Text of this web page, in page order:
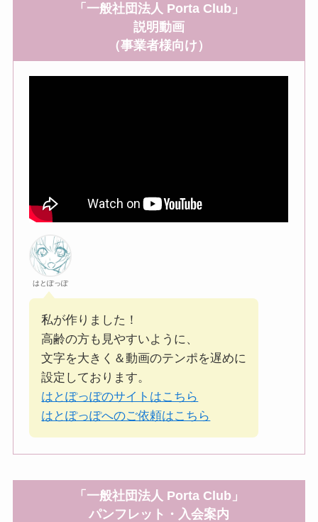
「一般社団法人 Porta Club」
説明動画
（事業者様向け）
はとぽっぽ
私が作りました！
高齢の方も見やすいように、
文字を大きく＆動画のテンポを遅めに
設定しております。
はとぽっぽのサイトはこちら
はとぽっぽへのご依頼はこちら
「一般社団法人 Porta Club」
パンフレット・入会案内